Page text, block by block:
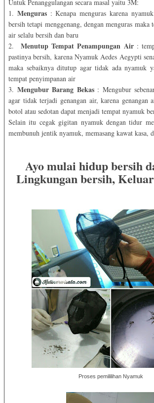
Untuk Penanggulangan secara masal yaitu 3M:
1. Menguras: Kenapa menguras karena
bersih tetapi menggenang, dengan menguras
air selalu bersih dan baru
2. Menutup Tempat Penampungan Air:
pastinya bersih, karena Nyamuk Aedes Aegypti
maka sebaiknya ditutup agar tidak ada nyamuk
tempat penyimpanan air
3. Mengubur Barang Bekas: Mengubur
agar tidak terjadi genangan air, karena
botol atau sedotan dapat menjadi tempat nyamuk
Selain itu cegak gigitan nyamuk dengan tidur
membunuh jentik nyamuk, memasang kawat kasa,
Ayo mulai hidup bersih
Lingkungan bersih,
Proses pemililihan Nyamuk